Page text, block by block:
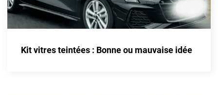
Changan
Chevrolet
Chrysler
Kit vitres teintées : Bonne ou mauvaise idée